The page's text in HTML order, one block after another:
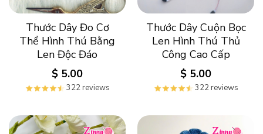
Thước Dây Đo Cơ
Thể Hình Thú Bằng
Len Độc Đáo
$ 5.00
322 reviews
Thước Dây Cuộn Bọc
Len Hình Thú Thủ
Công Cao Cấp
$ 5.00
322 reviews